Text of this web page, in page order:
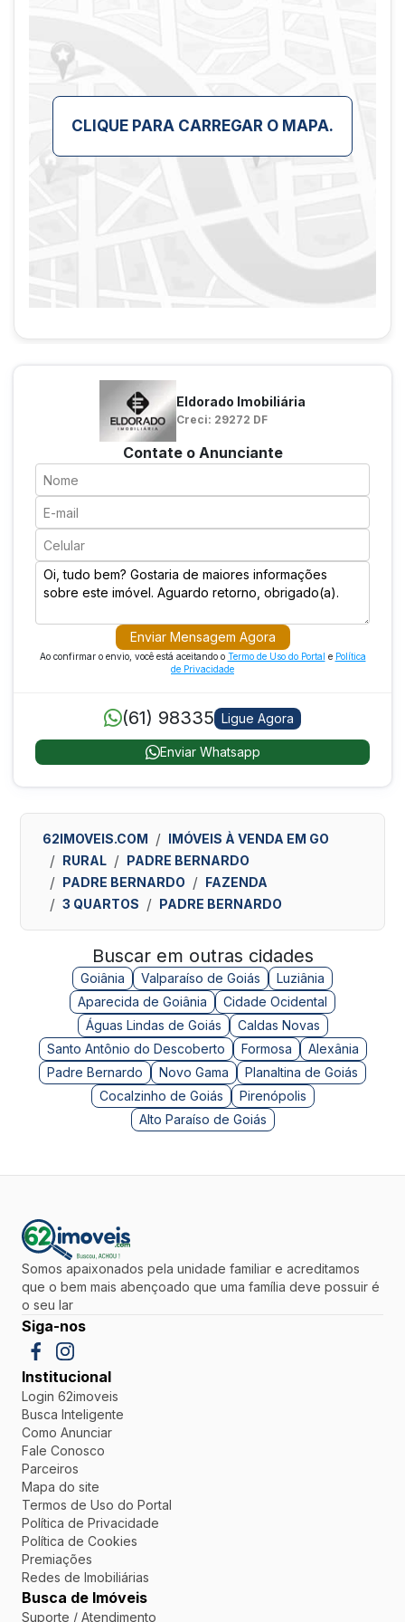
ricos em matéria orgânica e horizonte superficiais
em minerais sua distribuição geográfica abrange
semelhantes utilizado na agricultura sua fertilidade
pode ser variável exigindo prática de manejo
sustentável
foi apresentado Georreferenciamento da
propriedade certificado através do sistema de
gestão fundiária CEF as informações referente à
áreas e localização do imóvel foi obtida em base
nos memoriais descritivos cantantes no IP e averbar
aproximadamente 31 por cento da área total do
cento com pastagem e o restante ocupado por
vegetação nativa a propriedade avaliada possui uma
excelente localização estando distante apenas 20
km de cidade do padre Bernardo e as marchas da
rodovia GO484 E GO 477 sendo essa última sem
pavimentação asfáltico.
Denominação diária construída casa 30 m casa do
caseiro um 40 m casa do caseiro dois 35 m Curral
80 m barracão 50 m cobertura maquinário 65 m
banheiros e almoxarifado 35 m 40 m Curral dois 50
m casa de caseiro três 40 m almoxarifado 40 m
casa cede 50 m área total construída 555 m²
CLIQUE PARA CARREGAR O MAPA.
Eldorado Imobiliária
Creci: 29272 DF
Contate o Anunciante
Enviar Mensagem Agora
Ao confirmar o envio, você está aceitando o Termo de Uso do Portal e Política
de Privacidade
(61) 98335 Ligue Agora
Enviar Whatsapp
62IMOVEIS.COM
IMÓVEIS À VENDA EM GO
RURAL
PADRE BERNARDO
PADRE BERNARDO
FAZENDA
3 QUARTOS
PADRE BERNARDO
Buscar em outras cidades
Goiânia Valparaíso de Goiás
Luziânia
Aparecida de Goiânia
Cidade Ocidental
Águas Lindas de Goiás
Caldas Novas
Santo Antônio do Descoberto
Formosa
Alexânia
Padre Bernardo
Novo Gama
Planaltina de Goiás
Cocalzinho de Goiás
Pirenópolis
Alto Paraíso de Goiás
Somos apaixonados pela unidade familiar e acreditamos
que o bem mais abençoado que uma família deve possuir é
o seu lar
Siga-nos
Institucional
Login 62imoveis
Busca Inteligente
Como Anunciar
Fale Conosco
Parceiros
Mapa do site
Termos de Uso do Portal
Política de Privacidade
Política de Cookies
Premiações
Redes de Imobiliárias
Busca de Imóveis
Suporte / Atendimento